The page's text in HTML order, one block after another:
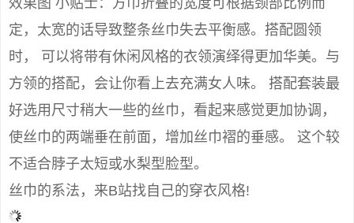
效果图 小贴士：方巾折叠的宽度可根据颈部比例而
定，太宽的话导致整条丝巾失去平衡感。搭配圆领
时， 可以将带有休闲风格的衣领演绎得更加华美。与
方领的搭配，会让你看上去充满女人味。 搭配套装最
好选用尺寸稍大一些的丝巾，看起来感觉更加协调，
使丝巾的两端垂在前面，增加丝巾褶的垂感。 这个较
不适合脖子太短或水梨型脸型。
丝巾的系法，来B站找自己的穿衣风格!